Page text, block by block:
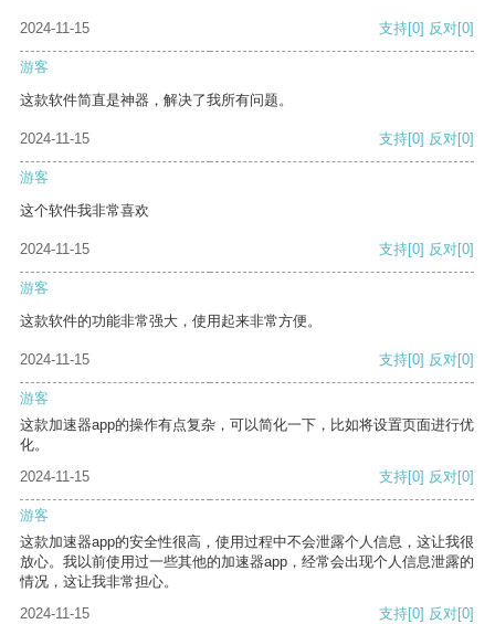
2024-11-15 支持[0] 反对[0]
游客
这款软件简直是神器，解决了我所有问题。
2024-11-15 支持[0] 反对[0]
游客
这个软件我非常喜欢
2024-11-15 支持[0] 反对[0]
游客
这款软件的功能非常强大，使用起来非常方便。
2024-11-15 支持[0] 反对[0]
游客
这款加速器app的操作有点复杂，可以简化一下，比如将设置页面进行优
化。
2024-11-15
支持[0] 反对[0]
游客
这款加速器app的安全性很高，使用过程中不会泄露个人信息，这让我很
放心。我以前使用过一些其他的加速器app，经常会出现个人信息泄露的
情况，这让我非常担心。
2024-11-15
支持[0] 反对[0]